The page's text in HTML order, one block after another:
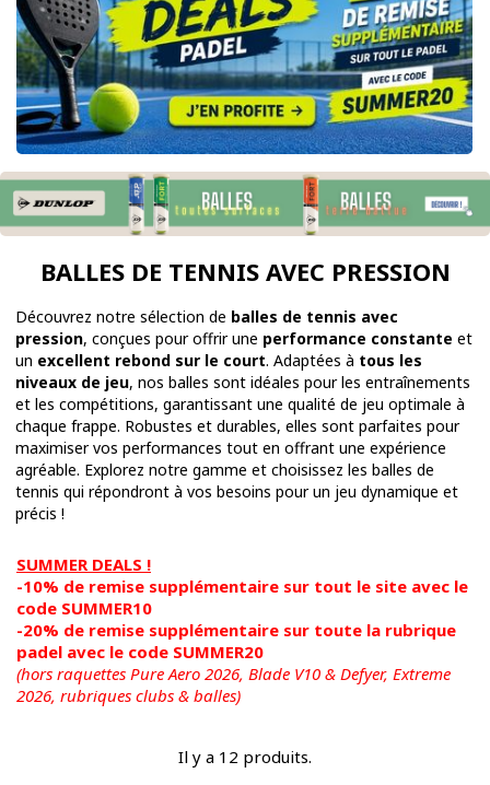
BALLES DE TENNIS AVEC PRESSION
Découvrez notre sélection de balles de tennis avec
pression, conçues pour offrir une performance constante et
un excellent rebond sur le court. Adaptées à tous les
niveaux de jeu, nos balles sont idéales pour les entraînements
et les compétitions, garantissant une qualité de jeu optimale à
chaque frappe. Robustes et durables, elles sont parfaites pour
maximiser vos performances tout en offrant une expérience
agréable. Explorez notre gamme et choisissez les balles de
tennis qui répondront à vos besoins pour un jeu dynamique et
précis !
SUMMER DEALS !
-10% de remise supplémentaire sur tout le site avec le
code SUMMER10
-20% de remise supplémentaire sur toute la rubrique
padel avec le code SUMMER20
(hors raquettes Pure Aero 2026, Blade V10 & Defyer, Extreme
2026, rubriques clubs & balles)
Il y a 12 produits.